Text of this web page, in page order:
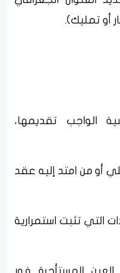
أو تمليك).
الواجب تقديمها،
أو من امتد إليه عقد
التي تثبت استمرارية